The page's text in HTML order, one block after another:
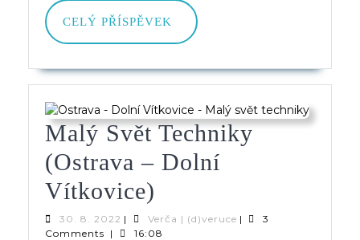
CELÝ PŘÍSPĚVEK
CELÝ
PŘÍSPĚVEK
Malý Svět Techniky
(Ostrava – Dolní
Vítkovice)
Svět
30. 8. 2022 30.
8.
| Verča | (d)veruceVerča
|
3
Comments | 16:08